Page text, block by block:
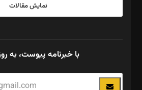
نمایش مقالات
با خبرنامه پیوست، به